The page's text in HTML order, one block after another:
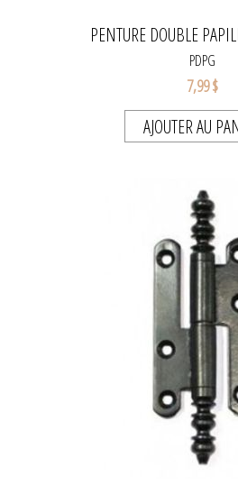
PENTURE DOUBLE
PDPG
7,99 $
AJOUTER AU